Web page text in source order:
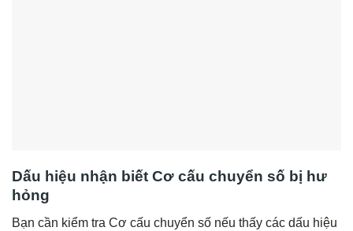
Dấu hiệu nhận biết Cơ cấu chuyển số bị hư
hỏng
Bạn cần kiểm tra Cơ cấu chuyển số nếu thấy các dấu hiệu